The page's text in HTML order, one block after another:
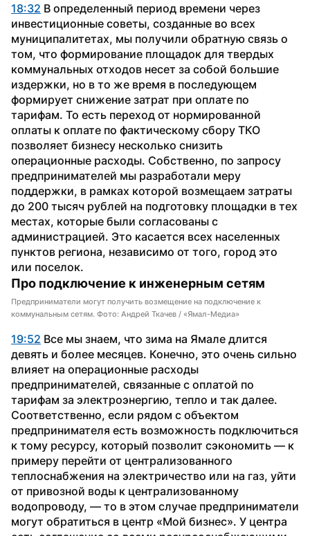
18:32 В определенный период времени через
инвестиционные советы, созданные во всех
муниципалитетах, мы получили обратную связь о
том, что формирование площадок для твердых
коммунальных отходов несет за собой большие
издержки, но в то же время в последующем
формирует снижение затрат при оплате по
тарифам. То есть переход от нормированной
оплаты к оплате по фактическому сбору ТКО
позволяет бизнесу несколько снизить
операционные расходы. Собственно, по запросу
предпринимателей мы разработали меру
поддержки, в рамках которой возмещаем затраты
до 200 тысяч рублей на подготовку площадки в тех
местах, которые были согласованы с
администрацией. Это касается всех населенных
пунктов региона, независимо от того, город это
или поселок.
Про подключение к инженерным сетям
Предприниматели могут получить возмещение на подключение к
коммунальным сетям. Фото: Андрей Ткачев / «Ямал-Медиа»
19:52 Все мы знаем, что зима на Ямале длится
девять и более месяцев. Конечно, это очень сильно
влияет на операционные расходы
предпринимателей, связанные с оплатой по
тарифам за электроэнергию, тепло и так далее.
Соответственно, если рядом с объектом
предпринимателя есть возможность подключиться
к тому ресурсу, который позволит сэкономить — к
примеру перейти от централизованного
теплоснабжения на электричество или на газ, уйти
от привозной воды к централизованному
водопроводу, — то в этом случае предприниматели
могут обратиться в центр «Мой бизнес». У центра